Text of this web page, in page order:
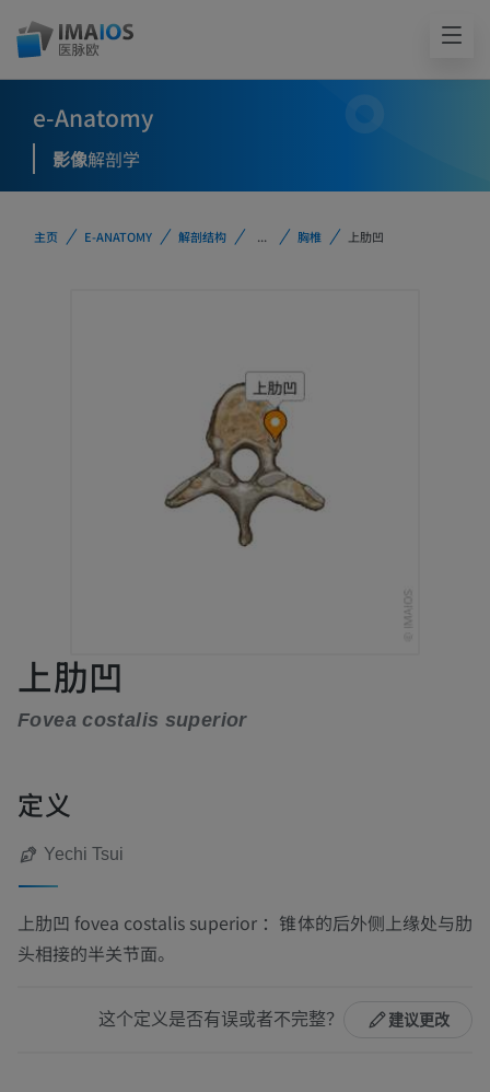
e-Anatomy
影像解剖学
主页 E-ANATOMY 解剖结构 ... 胸椎 上肋凹
上肋凹
Fovea costalis superior
定义
Yechi Tsui
上肋凹fovea costalis superior ：锥体的后外侧上缘处与肋
头相接的半关节面。
这个定义是否有误或者不完整？ 建议更改